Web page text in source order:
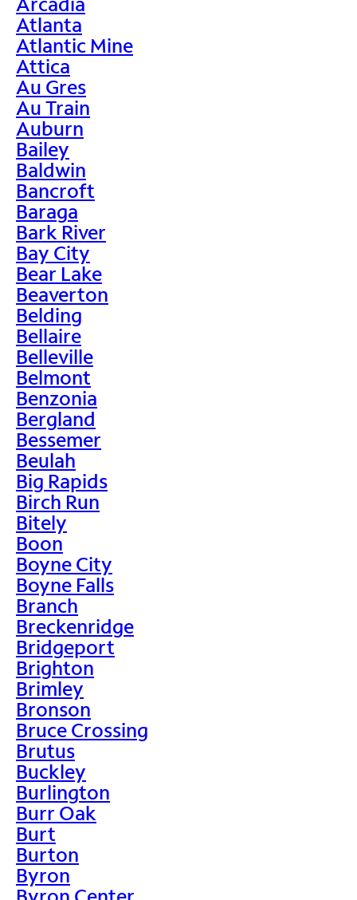
Atlanta
Atlantic Mine
Attica
Au Gres
Au Train
Auburn
Bailey
Baldwin
Bancroft
Baraga
Bark River
Bay City
Bear Lake
Beaverton
Belding
Bellaire
Belleville
Belmont
Benzonia
Bergland
Bessemer
Beulah
Big Rapids
Birch Run
Bitely
Boon
Boyne City
Boyne Falls
Branch
Breckenridge
Bridgeport
Brighton
Brimley
Bronson
Bruce Crossing
Brutus
Buckley
Burlington
Burr Oak
Burt
Burton
Byron